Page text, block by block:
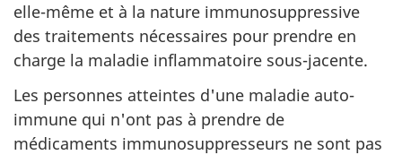
elle-même et à la nature immunosuppressive
des traitements nécessaires pour prendre en
charge la maladie inflammatoire sous-jacente.
Les personnes atteintes d'une maladie auto-
immune qui n'ont pas à prendre de
médicaments immunosuppresseurs ne sont pas